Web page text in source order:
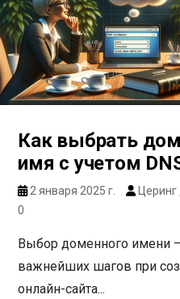
Как выбрать
имя с учетом
2 января 2025 г.
0
Выбор доменного имени
важнейших шагов при
онлайн-сайта...